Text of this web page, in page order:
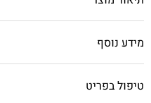
מידע נוסף
טיפול בפריט